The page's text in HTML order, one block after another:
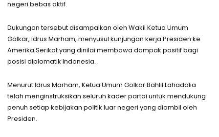
negeri bebas aktif.
Dukungan tersebut disampaikan oleh Wakil Ketua Umum
Golkar, Idrus Marham, menyusul kunjungan kerja Presiden ke
Amerika Serikat yang dinilai membawa dampak positif bagi
posisi diplomatik Indonesia.
Menurut Idrus Marham, Ketua Umum Golkar Bahlil Lahadalia
telah menginstruksikan seluruh kader partai untuk mendukung
penuh setiap kebijakan politik luar negeri yang diambil oleh
Presiden.